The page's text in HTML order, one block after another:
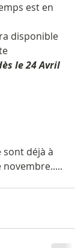
est en
disponible
le 24 Avril
déjà à